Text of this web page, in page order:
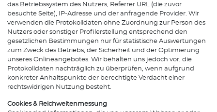
das Betriebssystem des Nutzers, Referrer URL (die zuvor
besuchte Seite), IP-Adresse und der anfragende Provider. Wir
verwenden die Protokolldaten ohne Zuordnung zur Person des
Nutzers oder sonstiger Profilerstellung entsprechend den
gesetzlichen Bestimmungen nur für statistische Auswertungen
zum Zweck des Betriebs, der Sicherheit und der Optimierung
unseres Onlineangebotes. Wir behalten uns jedoch vor, die
Protokolldaten nachträglich zu überprüfen, wenn aufgrund
konkreter Anhaltspunkte der berechtigte Verdacht einer
rechtswidrigen Nutzung besteht.
Cookies & Reichweitenmessung